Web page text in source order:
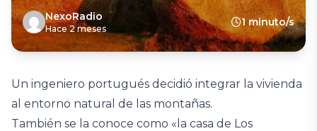
NexoRadio
Hace 2 meses
1 minuto/s
Un ingeniero portugués decidió integrar la vivienda
al entorno natural de las montañas.
También se la conoce como «la casa de Los